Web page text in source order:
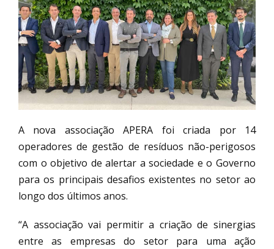
A nova associação APERA foi criada por 14
operadores de gestão de resíduos não-perigosos
com o objetivo de alertar a sociedade e o Governo
para os principais desafios existentes no setor ao
longo dos últimos anos.
“A associação vai permitir a criação de sinergias
entre as empresas do setor para uma ação